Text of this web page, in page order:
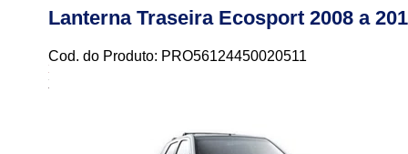
Lanterna Traseira Ecosport 2008 a
Cod. do Produto: PRO56124450020511